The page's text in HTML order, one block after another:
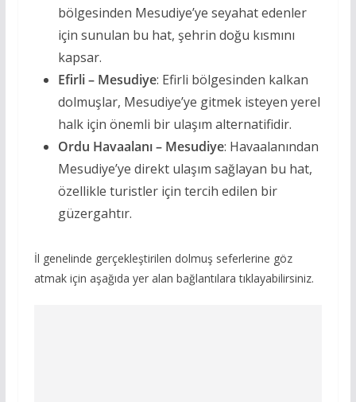
bölgesinden Mesudiye’ye seyahat edenler
için sunulan bu hat, şehrin doğu kısmını
kapsar.
Efirli – Mesudiye: Efirli bölgesinden kalkan
dolmuşlar, Mesudiye’ye gitmek isteyen yerel
halk için önemli bir ulaşım alternatifidir.
Ordu Havaalanı – Mesudiye: Havaalanından
Mesudiye’ye direkt ulaşım sağlayan bu hat,
özellikle turistler için tercih edilen bir
güzergahtır.
İl genelinde gerçekleştirilen dolmuş seferlerine göz
atmak için aşağıda yer alan bağlantılara tıklayabilirsiniz.